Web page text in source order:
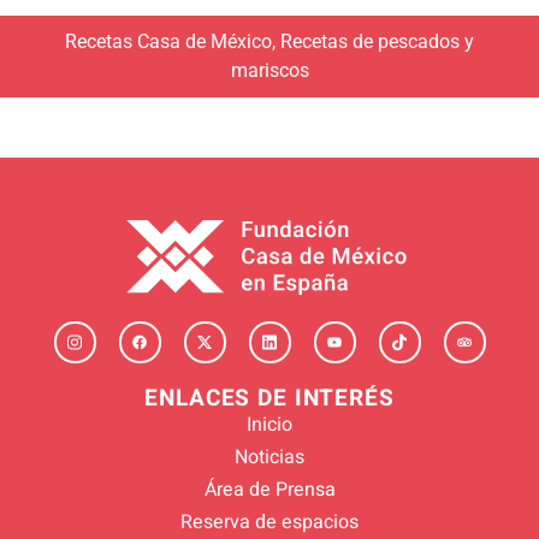
Recetas Casa de México, Recetas de pescados y
mariscos
ENLACES DE INTERÉS
Inicio
Noticias
Área de Prensa
Reserva de espacios